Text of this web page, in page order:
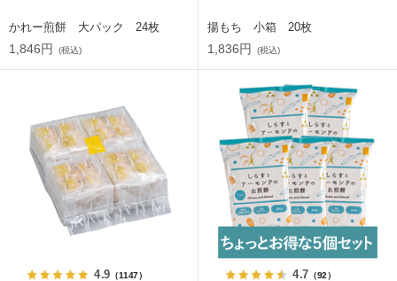
かれー煎餅 大パック 24枚
1,846円 (税込)
揚もち 小箱 20枚
1,836円 (税込)
4.9（1147） 4.7 （92）